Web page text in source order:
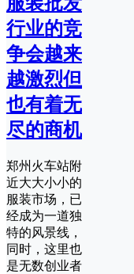
行业的竞
争会越来
越激烈但
也有着无
尽的商机
郑州火车站附
近大大小小的
服装市场，已
经成为一道独
特的风景线，
同时，这里也
是无数创业者